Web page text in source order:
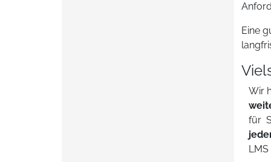
Eine
Wir
für